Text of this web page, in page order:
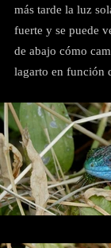
más tarde la luz
fuerte y se puede
de abajo cómo
lagarto en función